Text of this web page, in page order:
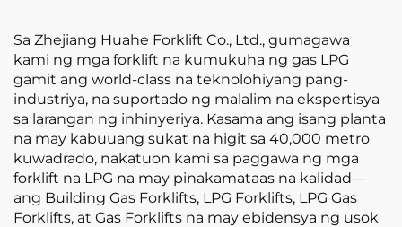
Sa Zhejiang Huahe Forklift Co., Ltd., gumagawa
kami ng mga forklift na kumukuha ng gas LPG
gamit ang world-class na teknolohiyang pang-
industriya, na suportado ng malalim na ekspertisya
sa larangan ng inhinyeriya. Kasama ang isang planta
na may kabuuang sukat na higit sa 40,000 metro
kuwadrado, nakatuon kami sa paggawa ng mga
forklift na LPG na may pinakamataas na kalidad—
ang Building Gas Forklifts, LPG Forklifts, LPG Gas
Forklifts, at Gas Forklifts na may ebidensya ng usok